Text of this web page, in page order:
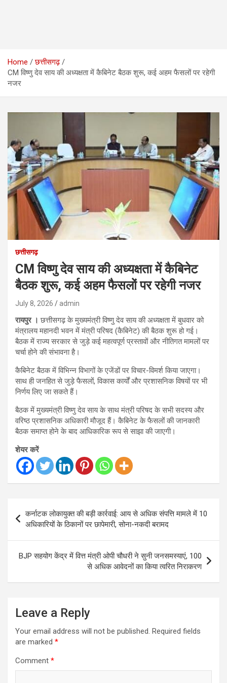
Home
छत्तीसगढ़
CM विष्णु देव साय की अध्यक्षता में कैबिनेट बैठक शुरू, कई अहम फैसलों पर रहेगी
नजर
छत्तीसगढ़
CM विष्णु देव साय की अध्यक्षता में कैबिनेट
बैठक शुरू, कई अहम फैसलों पर रहेगी नजर
July 8, 2026 admin
रायपुर । छत्तीसगढ़ के मुख्यमंत्री विष्णु देव साय की अध्यक्षता में बुधवार को
मंत्रालय महानदी भवन में मंत्री परिषद (कैबिनेट) की बैठक शुरू हो गई।
बैठक में राज्य सरकार से जुड़े कई महत्वपूर्ण प्रस्तावों और नीतिगत मामलों पर
चर्चा होने की संभावना है।
कैबिनेट बैठक में विभिन्न विभागों के एजेंडों पर विचार-विमर्श किया जाएगा।
साथ ही जनहित से जुड़े फैसलों, विकास कार्यों और प्रशासनिक विषयों पर भी
निर्णय लिए जा सकते हैं।
बैठक में मुख्यमंत्री विष्णु देव साय के साथ मंत्री परिषद के सभी सदस्य और
वरिष्ठ प्रशासनिक अधिकारी मौजूद हैं। कैबिनेट के फैसलों की जानकारी
बैठक समाप्त होने के बाद आधिकारिक रूप से साझा की जाएगी।
शेयर करें
navigation
कर्नाटक लोकायुक्त की बड़ी कार्रवाई: आय से अधिक संपत्ति मामले में 10
अधिकारियों के ठिकानों पर छापेमारी, सोना-नकदी बरामद
BJP सहयोग केंद्र में वित्त मंत्री ओपी चौधरी ने सुनी जनसमस्याएं, 100
से अधिक आवेदनों का किया त्वरित निराकरण
Leave a Reply
Your email address will not be published. Required fields
are marked *
Comment *